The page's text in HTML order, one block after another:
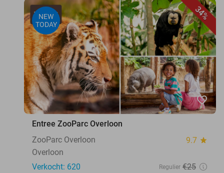
34%
NEW
TODAY
favorite_border
Entree ZooParc Overloon
ZooParc Overloon
9.7 star
Overloon
Verkocht: 620
Regulier €25